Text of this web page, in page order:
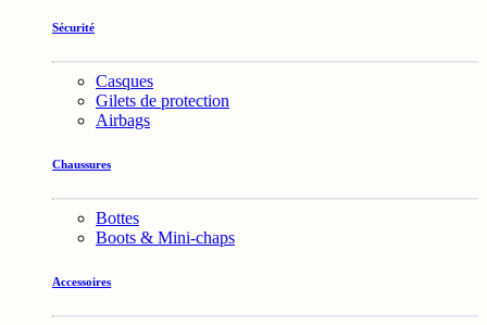
Sécurité
Casques
Gilets de protection
Airbags
Chaussures
Bottes
Boots & Mini-chaps
Accessoires